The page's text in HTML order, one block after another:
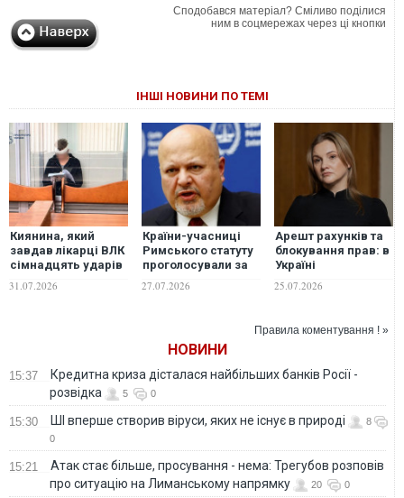
Сподобався матеріал? Сміливо поділися
ним в соцмережах через ці кнопки
ІНШІ НОВИНИ ПО ТЕМІ
Киянина, який
завдав лікарці ВЛК
сімнадцять ударів
варту без права
31.07.2026
Країни-учасниці
Римського статуту
проголосували за
прокурора МКС,
27.07.2026
Арешт рахунків та
блокування прав: в
Україні
законопроекти про
25.07.2026
Правила коментування ! »
НОВИНИ
15:37
Кредитна криза дісталася найбільших банків Росії -
розвідка
5 0
15:30 ШІ вперше створив віруси, яких не існує в природі
8
0
15:21
Атак стає більше, просування - нема: Трегубов розповів
про ситуацію на Лиманському напрямку
20 0